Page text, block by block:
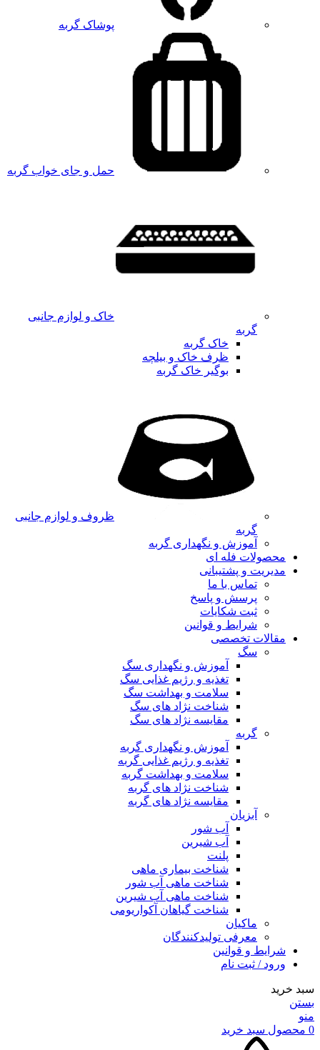
پوشاک گربه
حمل و جای خواب گربه
خاک و لوازم جانبی
گربه
خاک گربه
ظرف خاک و بیلچه
بوگیر خاک گربه
ظروف و لوازم جانبی
گربه
آموزش و نگهداری گربه
محصولات فله ای
مدیریت و پشتیبانی
تماس با ما
پرسش و پاسخ
ثبت شکایات
شرایط و قوانین
مقالات تخصصی
سگ
آموزش و نگهداری سگ
تغذیه و رژیم غذایی سگ
سلامت و بهداشت سگ
شناخت نژاد های سگ
مقایسه نژاد های سگ
گربه
آموزش و نگهداری گربه
تغذیه و رژیم غذایی گربه
سلامت و بهداشت گربه
شناخت نژاد های گربه
مقایسه نژاد های گربه
آبزیان
آب شور
آب شیرین
پلنت
شناخت بیماری ماهی
شناخت ماهی آب شور
شناخت ماهی آب شیرین
شناخت گیاهان آکواریومی
ماکیان
معرفی تولیدکنندگان
شرایط و قوانین
ورود / ثبت نام
سبد خرید
بستن
منو
0 محصول سبد خرید